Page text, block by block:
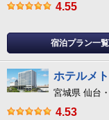
4.55
宿泊プラン一覧
ホテルメ
宮城県 仙台
4.53